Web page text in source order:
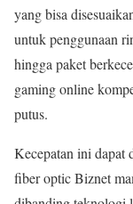
yang bisa
untuk penggunaan
hingga paket
gaming online
putus.
Kecepatan ini dapat
fiber optic Biznet